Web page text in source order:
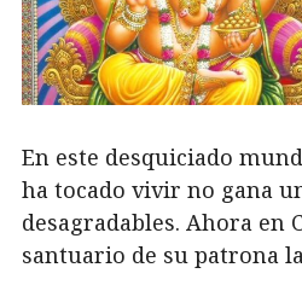
En este desquiciado
ha tocado vivir no gana
desagradables. Ahora en
santuario de su patrona